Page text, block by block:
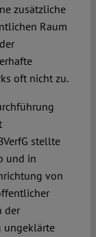
zusätzliche
Raum
oft nicht zu.
stellte
und in
von
der
ungeklärte